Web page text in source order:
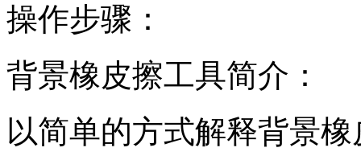
操作步骤：
背景橡皮擦工具简介：
以简单的方式解释背景